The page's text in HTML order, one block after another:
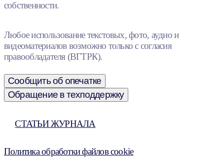
собственности.
Любое использование текстовых, фото, аудио и
видеоматериалов возможно только с согласия
правообладателя (ВГТРК).
Сообщить об опечатке
Обращение в техподдержку
СТАТЬИ ЖУРНАЛА
Политика обработки файлов cookie